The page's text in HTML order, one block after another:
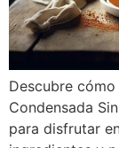
Descubre
Condensada
para disfrutar